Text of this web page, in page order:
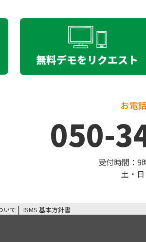
無料デモをリクエスト
お電
050-
受付時間：9
土・
いて ISMS 基本方針書